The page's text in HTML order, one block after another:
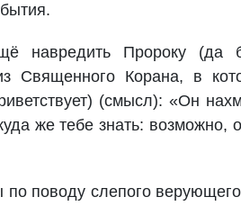
навредить Пророку (да
Священного Корана, в
(смысл): «Он
же тебе знать: возможно,
поводу слепого